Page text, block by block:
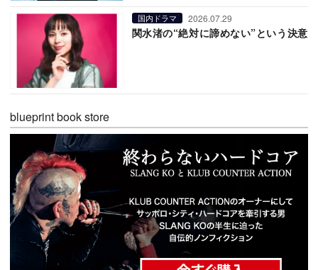
国内ドラマ 2026.07.29
関水渚の“絶対に諦めない”という決意
blueprint book store